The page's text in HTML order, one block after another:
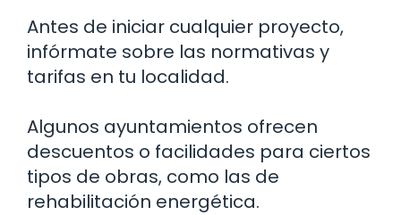
Antes de iniciar cualquier proyecto,
infórmate sobre las normativas y
tarifas en tu localidad.
Algunos ayuntamientos ofrecen
descuentos o facilidades para ciertos
tipos de obras, como las de
rehabilitación energética.